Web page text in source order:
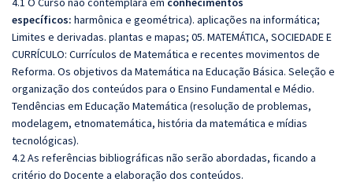
específicos: harmônica e geométrica). aplicações na informática;
Limites e derivadas. plantas e mapas; 05. MATEMÁTICA, SOCIEDADE E
CURRÍCULO: Currículos de Matemática e recentes movimentos de
Reforma. Os objetivos da Matemática na Educação Básica. Seleção e
organização dos conteúdos para o Ensino Fundamental e Médio.
Tendências em Educação Matemática (resolução de problemas,
modelagem, etnomatemática, história da matemática e mídias
tecnológicas).
4.2 As referências bibliográficas não serão abordadas, ficando a
critério do Docente a elaboração dos conteúdos.